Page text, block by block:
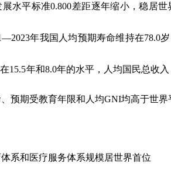
展水平标准0.800差距逐年缩小，稳居
年我国人均预期寿命维持在78.0
15.5年和8.0年的水平，人均国民总收
预期受教育年限和人均GNI均高于世界
和医疗服务体系规模居世界首位